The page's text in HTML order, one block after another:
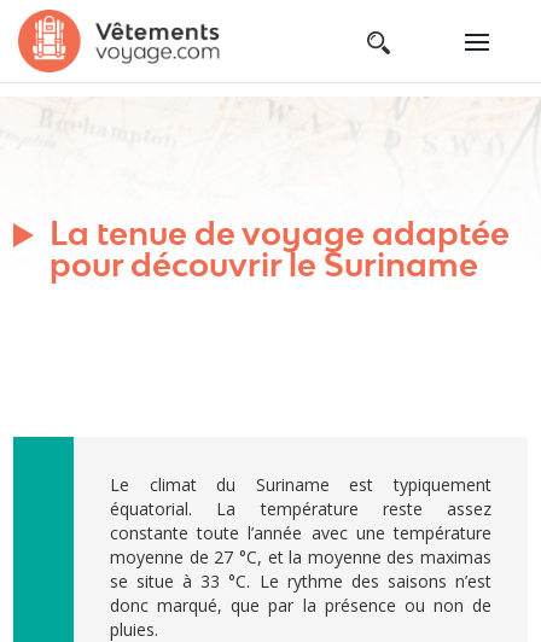
La tenue de voyage adaptée
pour découvrir le Suriname
Le climat du Suriname est typiquement
équatorial. La température reste assez
constante toute l’année avec une température
moyenne de 27 °C, et la moyenne des maximas
se situe à 33 °C. Le rythme des saisons n’est
donc marqué, que par la présence ou non de
pluies.